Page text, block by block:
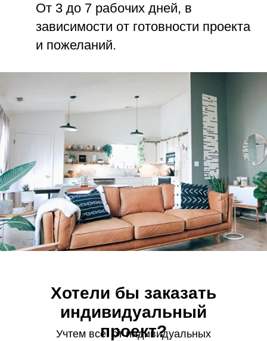
От 3 до 7 рабочих дней, в
зависимости от готовности проекта
и пожеланий.
Хотели бы заказать
индивидуальный
проект?
Учтем все: от индивидуальных